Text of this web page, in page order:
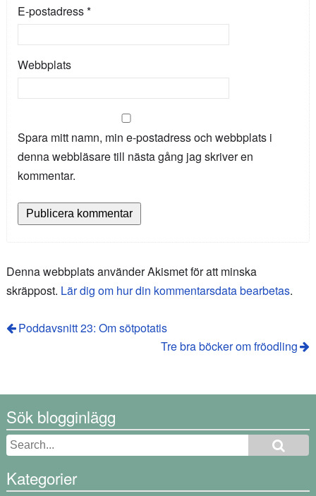
E-postadress*
Webbplats
Spara mitt namn, min e-postadress och webbplats i
denna webbläsare till nästa gång jag skriver en
kommentar.
Denna webbplats använder Akismet för att minska
skräppost. Lär dig om hur din kommentarsdata bearbetas.
Poddavsnitt 23: Om sötpotatis
Tre bra böcker om fröodling
Sök blogginlägg
Kategorier